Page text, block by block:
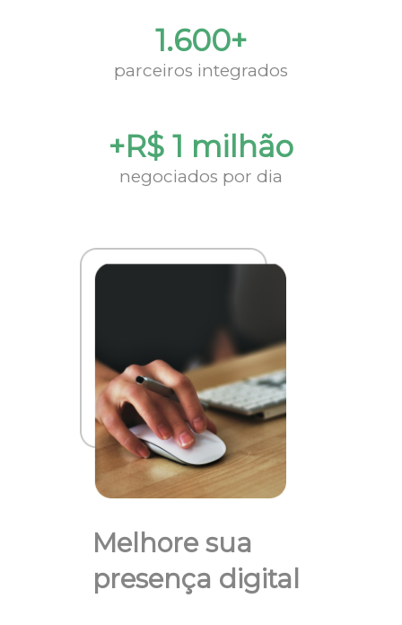
1.600+
parceiros integrados
+R$ 1 milhão
negociados por dia
Melhore sua
presença digital